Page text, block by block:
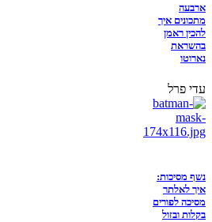
ארבעה
מתכונים איך
להכין ראמן
בהשראת
נארוטו
עדי פרל
נשף מסיכות:
איך לאלתר
מסיכה לפורים
בקלות ובזול